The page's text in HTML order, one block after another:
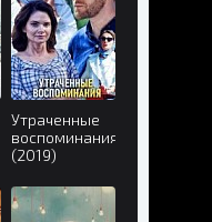
Утраченные
воспоминания
(2019)